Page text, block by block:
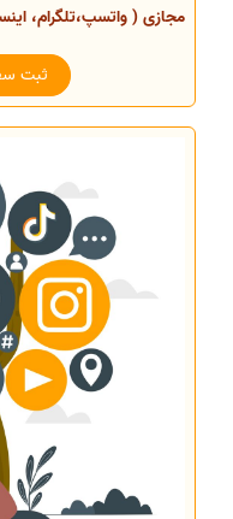
مجازی ( واتسپ،تلگرام،
ثبت